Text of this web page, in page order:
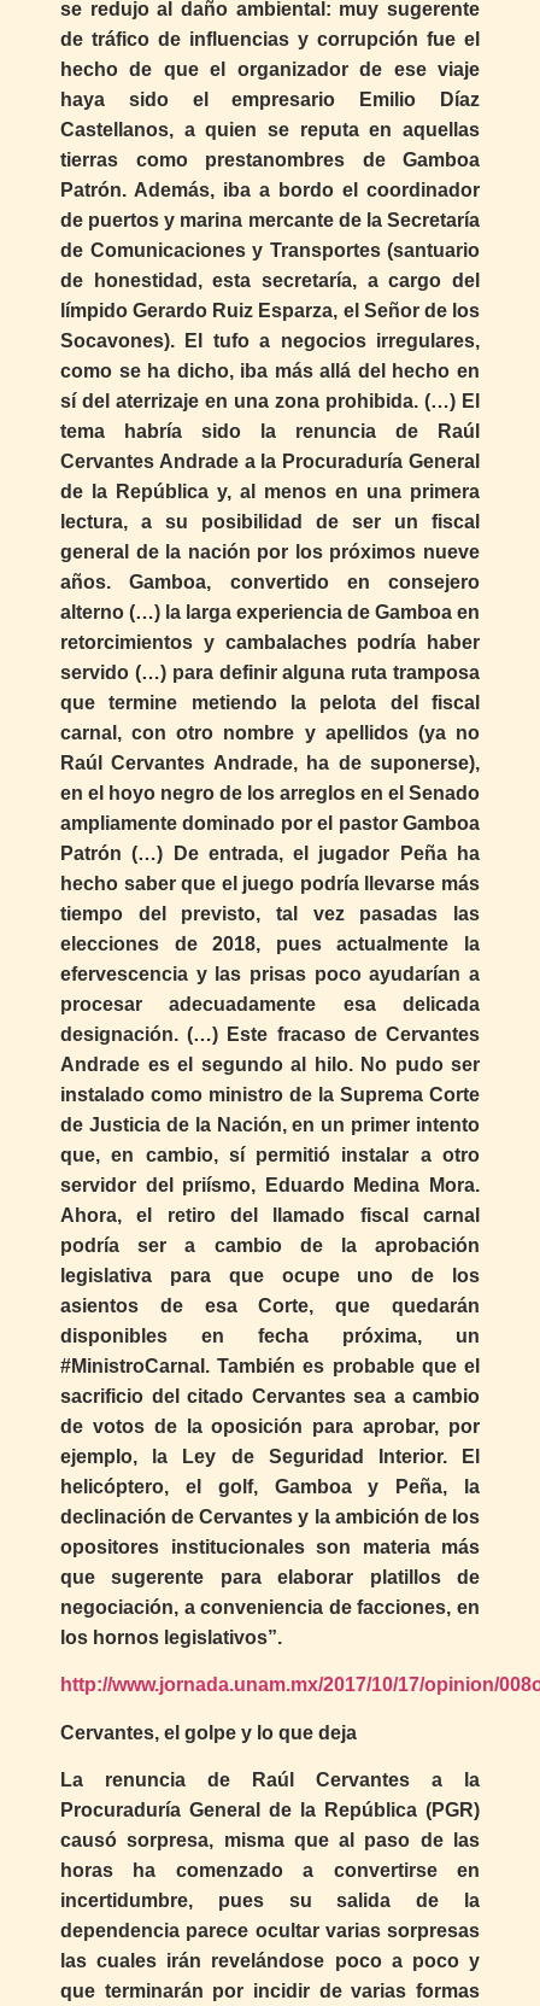
se redujo al daño ambiental: muy sugerente
de tráfico de influencias y corrupción fue el
hecho de que el organizador de ese viaje
haya sido el empresario Emilio Díaz
Castellanos, a quien se reputa en aquellas
tierras como prestanombres de Gamboa
Patrón. Además, iba a bordo el coordinador
de puertos y marina mercante de la Secretaría
de Comunicaciones y Transportes (santuario
de honestidad, esta secretaría, a cargo del
límpido Gerardo Ruiz Esparza, el Señor de los
Socavones). El tufo a negocios irregulares,
como se ha dicho, iba más allá del hecho en
sí del aterrizaje en una zona prohibida. (…) El
tema habría sido la renuncia de Raúl
Cervantes Andrade a la Procuraduría General
de la República y, al menos en una primera
lectura, a su posibilidad de ser un fiscal
general de la nación por los próximos nueve
años. Gamboa, convertido en consejero
alterno (…) la larga experiencia de Gamboa en
retorcimientos y cambalaches podría haber
servido (…) para definir alguna ruta tramposa
que termine metiendo la pelota del fiscal
carnal, con otro nombre y apellidos (ya no
Raúl Cervantes Andrade, ha de suponerse),
en el hoyo negro de los arreglos en el Senado
ampliamente dominado por el pastor Gamboa
Patrón (…) De entrada, el jugador Peña ha
hecho saber que el juego podría llevarse más
tiempo del previsto, tal vez pasadas las
elecciones de 2018, pues actualmente la
efervescencia y las prisas poco ayudarían a
procesar adecuadamente esa delicada
designación. (…) Este fracaso de Cervantes
Andrade es el segundo al hilo. No pudo ser
instalado como ministro de la Suprema Corte
de Justicia de la Nación, en un primer intento
que, en cambio, sí permitió instalar a otro
servidor del priísmo, Eduardo Medina Mora.
Ahora, el retiro del llamado fiscal carnal
podría ser a cambio de la aprobación
legislativa para que ocupe uno de los
asientos de esa Corte, que quedarán
disponibles en fecha próxima, un
#MinistroCarnal. También es probable que el
sacrificio del citado Cervantes sea a cambio
de votos de la oposición para aprobar, por
ejemplo, la Ley de Seguridad Interior. El
helicóptero, el golf, Gamboa y Peña, la
declinación de Cervantes y la ambición de los
opositores institucionales son materia más
que sugerente para elaborar platillos de
negociación, a conveniencia de facciones, en
los hornos legislativos”.
http://www.jornada.unam.mx/2017/10/17/opinion/
Cervantes, el golpe y lo que deja
La renuncia de Raúl Cervantes a la
Procuraduría General de la República (PGR)
causó sorpresa, misma que al paso de las
horas ha comenzado a convertirse en
incertidumbre, pues su salida de la
dependencia parece ocultar varias sorpresas
las cuales irán revelándose poco a poco y
que terminarán por incidir de varias formas